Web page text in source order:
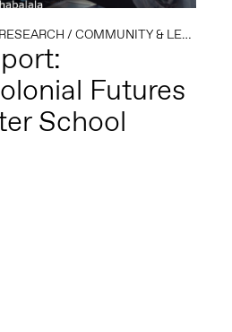
/FEMINISME/QUEER
/ COMMUNITY & LEARNING
Futures
School